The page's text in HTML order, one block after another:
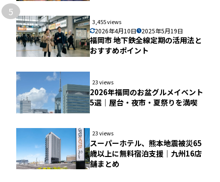
5
3,455 views
2026年4月10日 2025年5月19日
福岡市 地下鉄全線定期の活用法と
おすすめポイント
23 views
2026年福岡のお盆グルメイベント
5選｜屋台・夜市・夏祭りを満喫
23 views
スーパーホテル、熊本地震被災65
歳以上に無料宿泊支援｜九州16店
舗まとめ